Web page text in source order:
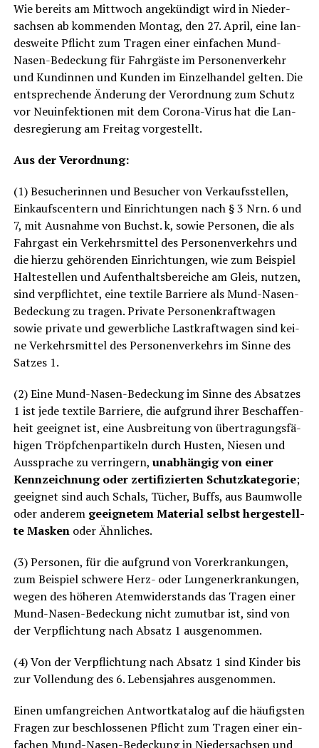
Wie bereits am Mitt­woch ange­kün­digt wird in Nie­der­
sach­sen ab kom­men­den Mon­tag, den 27. April, eine lan­
des­wei­te Pflicht zum Tra­gen einer ein­fa­chen Mund-
Nasen-Bede­ckung für Fahr­gäs­te im Per­so­nen­ver­kehr
und Kun­din­nen und Kun­den im Ein­zel­han­del gel­ten. Die
ent­spre­chen­de Ände­rung der Ver­ord­nung zum Schutz
vor Neu­in­fek­tio­nen mit dem Coro­na-Virus hat die Lan­
des­re­gie­rung am Frei­tag vorgestellt.
Aus der Verordnung:
(1) Besu­che­rin­nen und Besu­cher von Ver­kaufs­stel­len,
Ein­kaufs­cen­tern und Ein­rich­tun­gen nach § 3 Nrn. 6 und
7, mit Aus­nah­me von Buchst. k, sowie Per­so­nen, die als
Fahr­gast ein Ver­kehrs­mit­tel des Per­so­nen­ver­kehrs und
die hier­zu gehö­ren­den Ein­rich­tun­gen, wie zum Bei­spiel
Hal­te­stel­len und Auf­ent­halts­be­rei­che am Gleis, nut­zen,
sind ver­pflich­tet, eine tex­ti­le Bar­rie­re als Mund-Nasen-
Bede­ckung zu tra­gen. Pri­va­te Per­so­nen­kraft­wa­gen
sowie pri­va­te und gewerb­li­che Last­kraft­wa­gen sind kei­
ne Ver­kehrs­mit­tel des Per­so­nen­ver­kehrs im Sin­ne des
Sat­zes 1.
(2) Eine Mund-Nasen-Bede­ckung im Sin­ne des Absat­zes
1 ist jede tex­ti­le Bar­rie­re, die auf­grund ihrer Beschaf­fen­
heit geeig­net ist, eine Aus­brei­tung von über­tra­gungs­fä­
hi­gen Tröpf­chen­par­ti­keln durch Hus­ten, Nie­sen und
Aus­spra­che zu ver­rin­gern, unab­hän­gig von einer
Kenn­zeich­nung oder zer­ti­fi­zier­ten Schutz­ka­te­go­rie;
geeig­net sind auch Schals, Tücher, Buffs, aus Baum­wol­le
oder ande­rem geeig­ne­tem Mate­ri­al selbst her­ge­stell­
te Mas­kenoder Ähnliches.
(3) Per­so­nen, für die auf­grund von Vor­er­kran­kun­gen,
zum Bei­spiel schwe­re Herz- oder Lun­gen­er­kran­kun­gen,
wegen des höhe­ren Atem­wi­der­stands das Tra­gen einer
Mund-Nasen-Bede­ckung nicht zumut­bar ist, sind von
der Ver­pflich­tung nach Absatz 1 ausgenommen.
(4) Von der Ver­pflich­tung nach Absatz 1 sind Kin­der bis
zur Voll­endung des 6. Lebens­jah­res ausgenommen.
Einen umfang­rei­chen Ant­wort­ka­ta­log auf die häu­figs­ten
Fra­gen zur beschlos­se­nen Pflicht zum Tra­gen einer ein­
fa­chen Mund-Nasen-Bede­ckung in Nie­der­sach­sen und